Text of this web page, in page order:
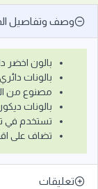
وصف وتفاصيل
بالون اخضر دايري
بالونات
مصنوع من
بالونات
تستخدم في
تضاف على
تعليقات